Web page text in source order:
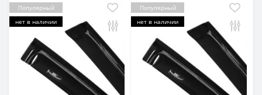
Популярный
нет в наличии
Популярный
нет в наличии